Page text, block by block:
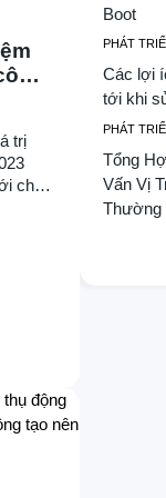
trị
chủ
Boot
PHÁT
Các lợi
tới khi
PHÁT
Tổng
Vấn Vị
Thường